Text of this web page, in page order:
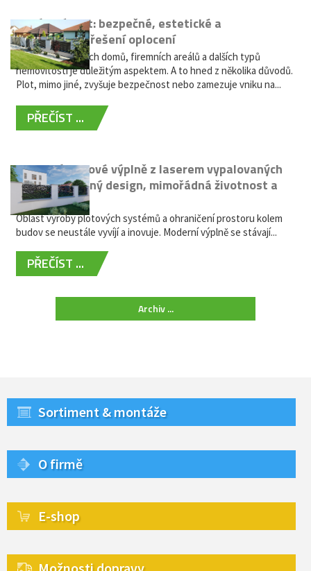
Hliníkový plot: bezpečné, estetické a
bezúdržbové řešení oplocení
Oplocení rodinných domů, firemních areálů a dalších typů
nemovitostí je důležitým aspektem. A to hned z několika důvodů.
Plot, mimo jiné, zvyšuje bezpečnost nebo zamezuje vniku na...
PŘEČÍST ...
Moderní plotové výplně z laserem vypalovaných
kovů: výjimečný design, mimořádná životnost a
žádná údržba
Oblast výroby plotových systémů a ohraničení prostoru kolem
budov se neustále vyvíjí a inovuje. Moderní výplně se stávají...
PŘEČÍST ...
Archiv ...
Sortiment & montáže
O firmě
E-shop